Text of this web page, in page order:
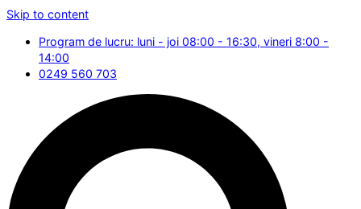
Skip to content
Program de lucru: luni - joi 08:00 - 16:30, vineri 8:00 -
14:00
0249 560 703